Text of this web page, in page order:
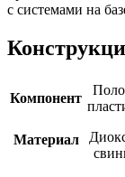
с системами на
Компонент
Материал